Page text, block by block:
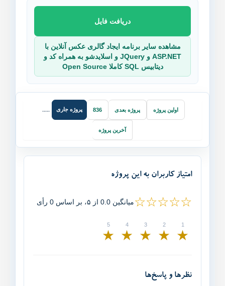
دریافت فایل
مشاهده سایر برنامه ایجاد گالری عکس آنلاین با
ASP.NET و JQuery و اسلایدشو به همراه کد و
دیتابیس SQL کاملا Open Source
اولین پروژه پروژه بعدی 836 پروژه جاری .....
آخرین پروژه
امتیاز کاربران به این پروژه
☆☆☆☆☆میانگین 0.0 از ۵، بر اساس 0 رأی
★
★
★
★
★
نظرها و پاسخ‌ها